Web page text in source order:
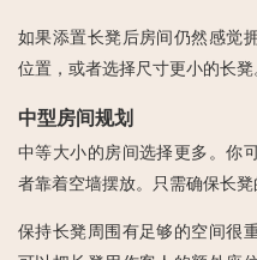
如果添置长凳后房间仍然感觉
位置，或者选择尺寸更小的长凳
中型房间规划
中等大小的房间选择更多。你
者靠着空墙摆放。只需确保长
保持长凳周围有足够的空间很